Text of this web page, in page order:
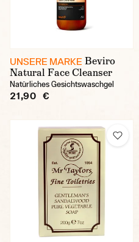
UNSERE MARKE Beviro
Natural Face Cleanser
Natürliches Gesichtswaschgel
21,90 €